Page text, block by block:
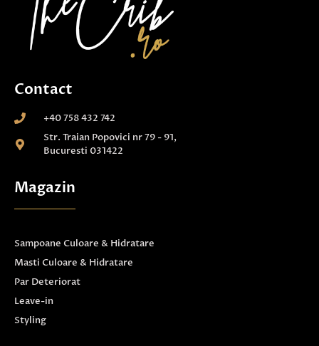
Contact
+40 758 432 742
Str. Traian Popovici nr 79 - 91,
Bucuresti 031422
Magazin
Sampoane Culoare & Hidratare
Masti Culoare & Hidratare
Par Deteriorat
Leave-in
Styling